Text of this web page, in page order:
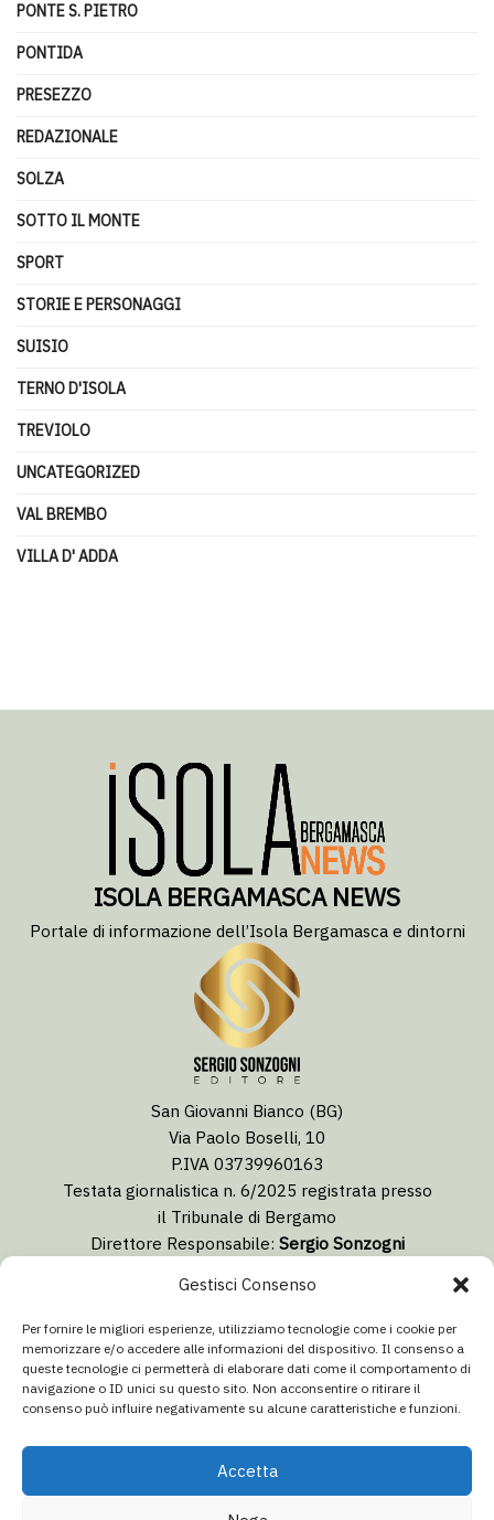
Gestisci Consenso
Per fornire le migliori esperienze, utilizziamo tecnologie come i cookie per
memorizzare e/o accedere alle informazioni del dispositivo. Il consenso a
queste tecnologie ci permetterà di elaborare dati come il comportamento di
navigazione o ID unici su questo sito. Non acconsentire o ritirare il
consenso può influire negativamente su alcune caratteristiche e funzioni.
Accetta
PONTE S. PIETRO
PONTIDA
PRESEZZO
REDAZIONALE
SOLZA
SOTTO IL MONTE
SPORT
STORIE E PERSONAGGI
SUISIO
TERNO D'ISOLA
TREVIOLO
UNCATEGORIZED
VAL BREMBO
VILLA D' ADDA
ISOLA BERGAMASCA NEWS
Portale di informazione dell’Isola Bergamasca e dintorni
San Giovanni Bianco (BG)
Via Paolo Boselli, 10
P.IVA 03739960163
Testata giornalistica n. 6/2025 registrata presso
il Tribunale di Bergamo
Direttore Responsabile: Sergio Sonzogni
redazione@isolabergamascanews.it
info@italiacommunication.com
Telefono: 0345 41834